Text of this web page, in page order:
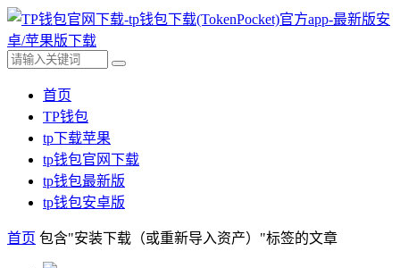
首页
TP钱包
tp下载苹果
tp钱包官网下载
tp钱包最新版
tp钱包安卓版
首页 包含"安装下载（或重新导入资产）"标签的文章